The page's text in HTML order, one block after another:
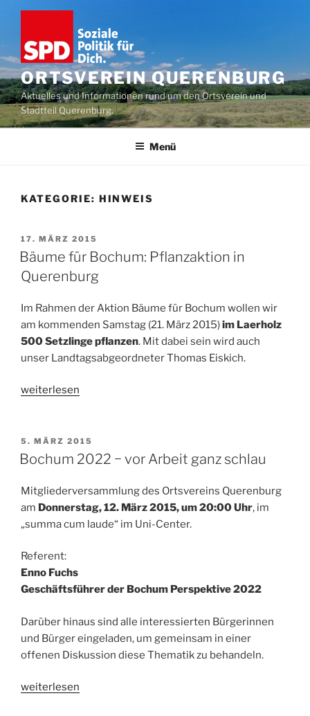
Zum
springen
ORTSVEREIN QUERENBURG
Aktuelles und Informationen rund um den Ortsverein und
Stadtteil Querenburg.
Menü
KATEGORIE: HINWEIS
VERÖFFENTLICHT
AM
17. MÄRZ 2015
Bäume für Bochum: Pflanzaktion in
Querenburg
Im Rahmen der Aktion Bäume für Bochum wollen wir
am kommenden Samstag (21. März 2015)im Laerholz
500 Setzlinge pflanzen. Mit dabei sein wird auch
unser Landtagsabgeordneter Thomas Eiskich.
„Bäume
Pflanzaktion
in
weiterlesen
VERÖFFENTLICHT
AM
5. MÄRZ 2015
Bochum 2022 − vor Arbeit ganz schlau
Mitgliederversammlung des Ortsvereins Querenburg
am Donnerstag, 12. März 2015, um 20:00 Uhr, im
„summa cum laude“ im Uni-Center.
Referent:
Enno Fuchs
Geschäftsführer der Bochum Perspektive 2022
Darüber hinaus sind alle interessierten Bürgerinnen
und Bürger eingeladen, um gemeinsam in einer
offenen Diskussion diese Thematik zu behandeln.
„Bochum
weiterlesen